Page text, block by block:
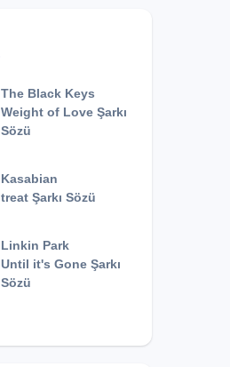
The Black Keys
Weight of Love Şarkı
Sözü
Kasabian
treat Şarkı Sözü
Linkin Park
Until it's Gone Şarkı
Sözü